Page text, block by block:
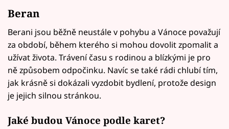
Beran
Berani jsou běžně neustále v pohybu a Vánoce považují
za období, během kterého si mohou dovolit zpomalit a
užívat života. Trávení času s rodinou a blízkými je pro
ně způsobem odpočinku. Navíc se také rádi chlubí tím,
jak krásně si dokázali vyzdobit bydlení, protože design
je jejich silnou stránkou.
Jaké budou Vánoce podle karet?